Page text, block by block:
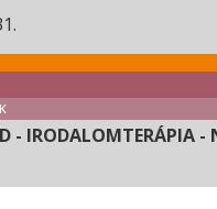
- IRODALOMTERÁPIA -